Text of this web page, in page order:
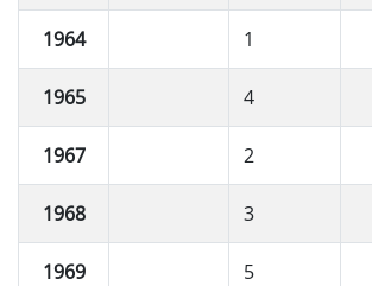
1964 1
1965 4
1967 2
1968 3
1969 5